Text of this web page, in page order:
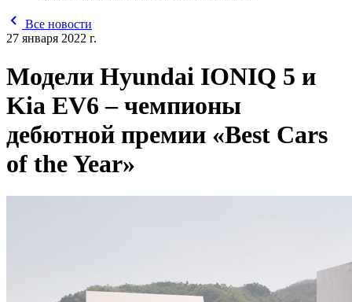
Все новости
27 января 2022 г.
Модели Hyundai IONIQ 5 и
Kia EV6 – чемпионы
дебютной премии «Best Cars
of the Year»